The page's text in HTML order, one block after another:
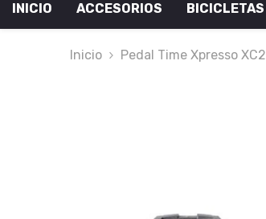
INICIO ACCESORIOS BICICLETAS
Inicio Pedal Time Xpresso XC2